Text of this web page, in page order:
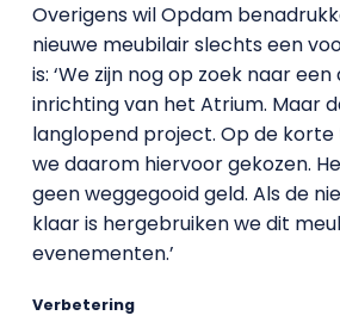
Overigens wil Opdam
nieuwe meubilair slechts een
is: ‘We zijn nog op zoek naar
inrichting van het Atrium. Maar
langlopend project. Op de
we daarom hiervoor gekozen.
geen weggegooid geld. Als de
klaar is hergebruiken we dit
evenementen.’
Verbetering